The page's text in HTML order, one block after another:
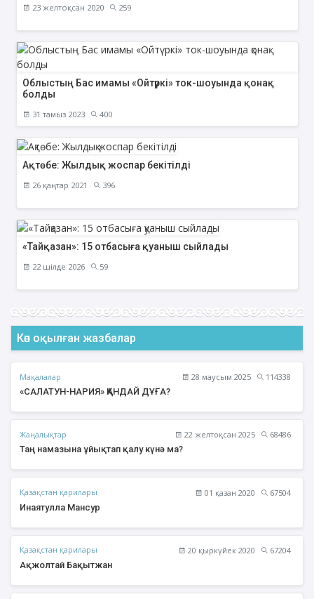
23 желтоқсан 2020 259
Облыстың Бас имамы «Ойтүркі» ток-шоуында қонақ
болды
31 тамыз 2023 400
Ақтөбе: Жылдық жоспар бекітілді
26 қаңтар 2021 396
«Тайқазан»: 15 отбасыға қуаныш сыйлады
22 шілде 2026 59
Көп оқылған жазбалар
Мақалалар 28 маусым 2025
114338
«САЛАТУН-НАРИЯ» ҚАНДАЙ ДҰҒА?
Жаңалықтар 22 желтоқсан 2025
68486
Таң намазына ұйықтап қалу күнә ма?
Қазақстан қарилары 01 қазан 2020
67504
Инаятулла Мансур
Қазақстан қарилары 20 қыркүйек 2020
67204
Ақжолтай Бақытжан